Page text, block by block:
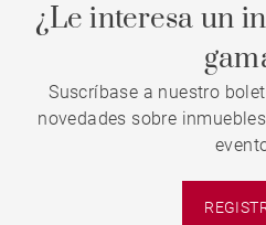
¿Le interesa un
Suscríbase a nuestro
novedades sobre